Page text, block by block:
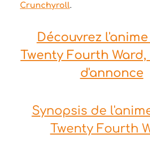
Crunchyroll.
Découvrez l'anime
Twenty Fourth
d'annonce
Synopsis de
Twenty Fourth